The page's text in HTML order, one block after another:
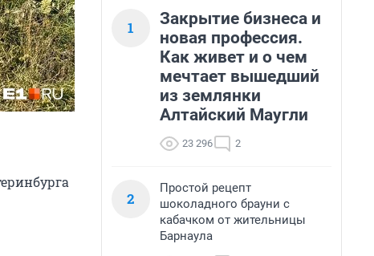
1
Закрытие бизнеса и
новая профессия.
Как живет и о чем
мечтает вышедший
из землянки
Алтайский Маугли
23 296 2
2
Простой рецепт
шоколадного брауни с
кабачком от жительницы
Барнаула